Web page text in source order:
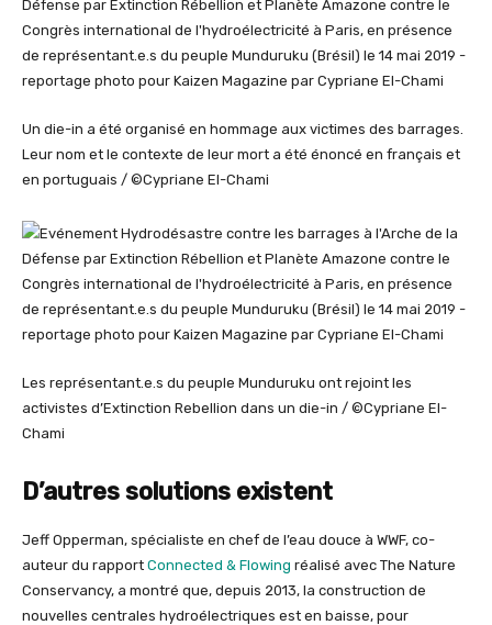
Un die-in a été organisé en hommage aux victimes des barrages.
Leur nom et le contexte de leur mort a été énoncé en français et
en portuguais / ©Cypriane El-Chami
Les représentant.e.s du peuple Munduruku ont rejoint les
activistes d’Extinction Rebellion dans un die-in / ©Cypriane El-
Chami
D’autres solutions existent
Jeff Opperman, spécialiste en chef de l’eau douce à WWF, co-
auteur du rapport Connected & Flowing réalisé avec The Nature
Conservancy, a montré que, depuis 2013, la construction de
nouvelles centrales hydroélectriques est en baisse, pour